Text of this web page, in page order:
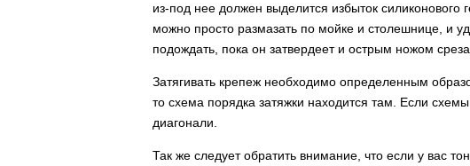
из-под нее должен выделится избыток силиконового
можно просто размазать по мойке и столешнице, и
подождать, пока он затвердеет и острым ножом
Затягивать крепеж необходимо определенным
то схема порядка затяжки находится там. Если
диагонали.
Так же следует обратить внимание, что если у вас